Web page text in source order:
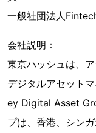
一般社団法人
会社説明：
東京ハッシュは、
デジタルアセット
ey Digital Asset
プは、香港、シン